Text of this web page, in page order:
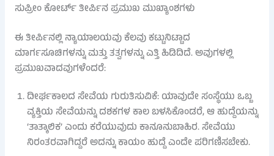
ಸುಪ್ರೀಂ ಕೋರ್ಟ್ ತೀರ್ಪಿನ ಪ್ರಮುಖ ಮುಖ್ಯಾಂಶಗಳು
ಈ ತೀರ್ಪಿನಲ್ಲಿ ನ್ಯಾಯಾಲಯವು ಕೆಲವು ಕಟ್ಟುನಿಟ್ಟಾದ
ಮಾರ್ಗಸೂಚಿಗಳನ್ನು ಮತ್ತು ತತ್ವಗಳನ್ನು ಎತ್ತಿ ಹಿಡಿದಿದೆ. ಅವುಗಳಲ್ಲಿ
ಪ್ರಮುಖವಾದವುಗಳೆಂದರೆ:
ದೀರ್ಘಕಾಲದ ಸೇವೆಯ ಗುರುತಿಸುವಿಕೆ: ಯಾವುದೇ ಸಂಸ್ಥೆಯು ಒಬ್ಬ
ವ್ಯಕ್ತಿಯ ಸೇವೆಯನ್ನು ದಶಕಗಳ ಕಾಲ ಬಳಸಿಕೊಂಡರೆ, ಆ ಹುದ್ದೆಯನ್ನು
‘ತಾತ್ಕಾಲಿಕ’ ಎಂದು ಕರೆಯುವುದು ಕಾನೂನುಬಾಹಿರ. ಸೇವೆಯು
ನಿರಂತರವಾಗಿದ್ದರೆ ಅದನ್ನು ಕಾಯಂ ಹುದ್ದೆ ಎಂದೇ ಪರಿಗಣಿಸಬೇಕು.